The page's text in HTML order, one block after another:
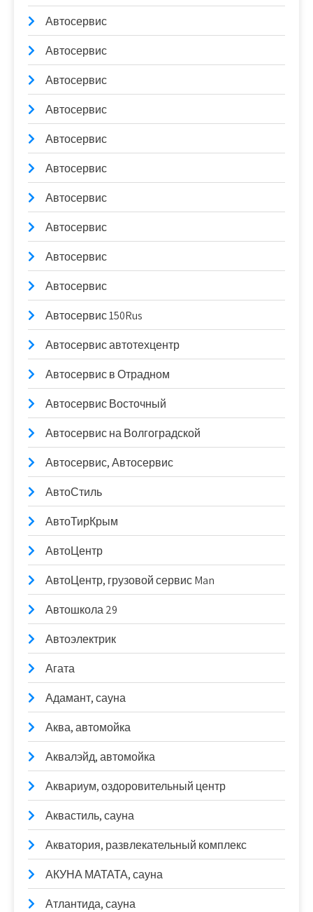
Автосервис
Автосервис
Автосервис
Автосервис
Автосервис
Автосервис
Автосервис
Автосервис
Автосервис
Автосервис
Автосервис 150Rus
Автосервис автотехцентр
Автосервис в Отрадном
Автосервис Восточный
Автосервис на Волгоградской
Автосервис, Автосервис
АвтоСтиль
АвтоТирКрым
АвтоЦентр
АвтоЦентр, грузовой сервис Man
Автошкола 29
Автоэлектрик
Агата
Адамант, сауна
Аква, автомойка
Аквалэйд, автомойка
Аквариум, оздоровительный центр
Аквастиль, сауна
Акватория, развлекательный комплекс
АКУНА МАТАТА, сауна
Атлантида, сауна